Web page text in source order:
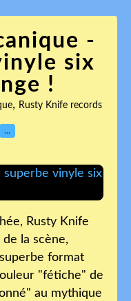
-
six
!
, Rusty Knife records
…
Rusty Knife
la scène,
format
"fétiche" de
au mythique